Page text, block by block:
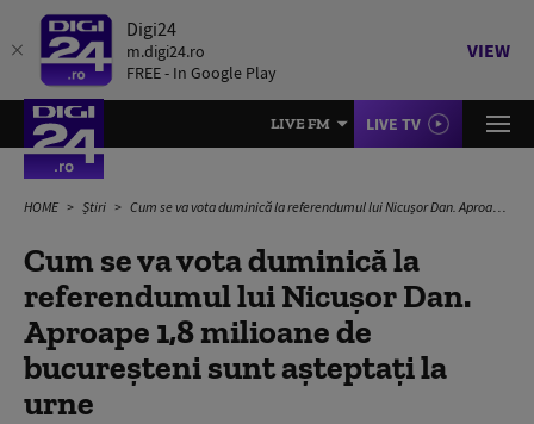
Digi24
m.digi24.ro
FREE - In Google Play
VIEW
LIVE FM LIVE TV
HOME Știri Cum se va vota duminică la referendumul lui Nicușor Dan. Aproape 1,8 milioane de bucureşteni sunt aşteptaţi la urne
Cum se va vota duminică la
referendumul lui Nicușor Dan.
Aproape 1,8 milioane de
bucureşteni sunt aşteptaţi la
urne